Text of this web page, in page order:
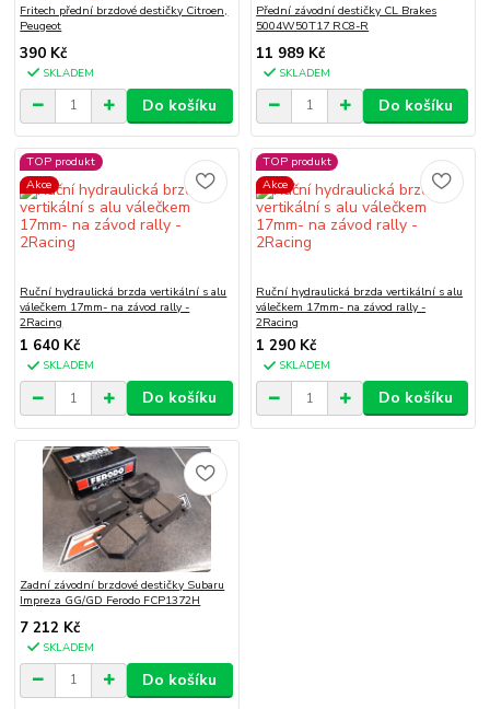
Fritech přední brzdové destičky Citroen,
Peugeot
390 Kč
SKLADEM
Do košíku
Přední závodní destičky CL Brakes
5004W50T17 RC8-R
11 989 Kč
SKLADEM
Do košíku
TOP produkt
Akce
Ruční hydraulická brzda vertikální s alu
válečkem 17mm- na závod rally -
2Racing
1 640 Kč
SKLADEM
Do košíku
TOP produkt
Akce
Ruční hydraulická brzda vertikální s alu
válečkem 17mm- na závod rally -
2Racing
1 290 Kč
SKLADEM
Do košíku
Zadní závodní brzdové destičky Subaru
Impreza GG/GD Ferodo FCP1372H
7 212 Kč
SKLADEM
Do košíku